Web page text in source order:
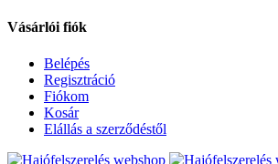
Vásárlói fiók
Belépés
Regisztráció
Fiókom
Kosár
Elállás a szerződéstől